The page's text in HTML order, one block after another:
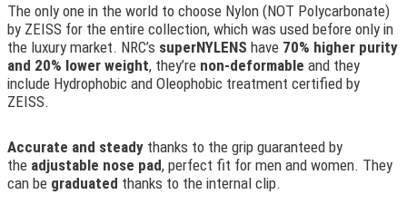
The only one in the world to choose Nylon (NOT Polycarbonate)
by ZEISS for the entire collection, which was used before only in
the luxury market. NRC’s superNYLENS have 70% higher purity
and 20% lower weight, they’re non-deformable and they
include Hydrophobic and Oleophobic treatment certified by
ZEISS.
Accurate and steady thanks to the grip guaranteed by
the adjustable nose pad, perfect fit for men and women. They
can be graduated thanks to the internal clip.